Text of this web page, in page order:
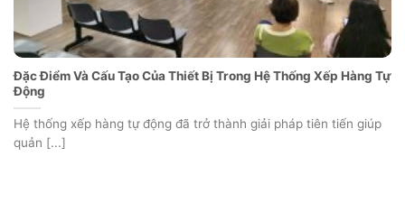
Đặc Điểm Và Cấu Tạo Của Thiết Bị Trong Hệ Thống Xếp Hàng Tự
Động
Hệ thống xếp hàng tự động đã trở thành giải pháp tiên tiến giúp
quản [...]